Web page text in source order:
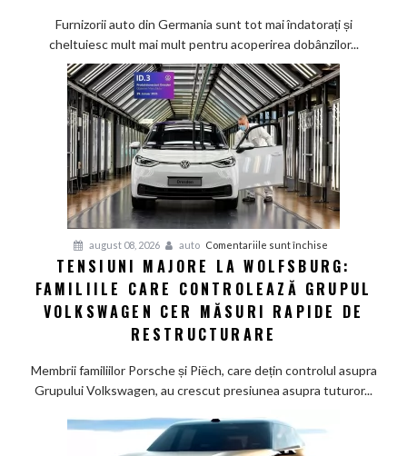
mai
greu
furnizorii
auto
germani,
arată
un
studiu
recent
Furnizorii auto din Germania sunt tot mai îndatorați și
cheltuiesc mult mai mult pentru acoperirea dobânzilor...
august 08, 2026 auto Comentariile sunt închise
Tensiuni
majore
la
care
TENSIUNI MAJORE LA WOLFSBURG:
FAMILIILE CARE CONTROLEAZĂ GRUPUL
VOLKSWAGEN CER MĂSURI RAPIDE DE
RESTRUCTURARE
Membrii familiilor Porsche și Piëch, care dețin controlul asupra
Grupului Volkswagen, au crescut presiunea asupra tuturor...